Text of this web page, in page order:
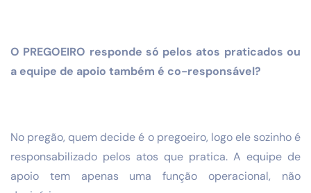
O PREGOEIRO responde só pelos atos praticados ou
a equipe de apoio também é co-responsável?
No pregão, quem decide é o pregoeiro, logo ele sozinho é
responsabilizado pelos atos que pratica. A equipe de
apoio tem apenas uma função operacional, não